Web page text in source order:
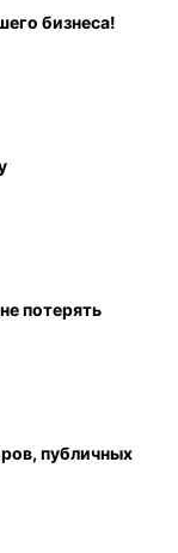
бизнеса!
потерять
публичных